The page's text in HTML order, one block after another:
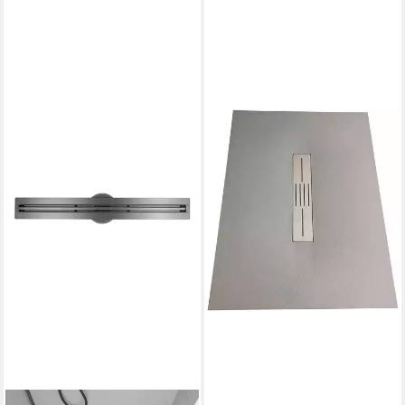
SANOTECHNIK
Duschwanne SMC
Brausetasse, rechteckig, LxB:
170x80cm; schneidbar
300,65 €
lieferbar - in 6-8 Werktagen bei dir